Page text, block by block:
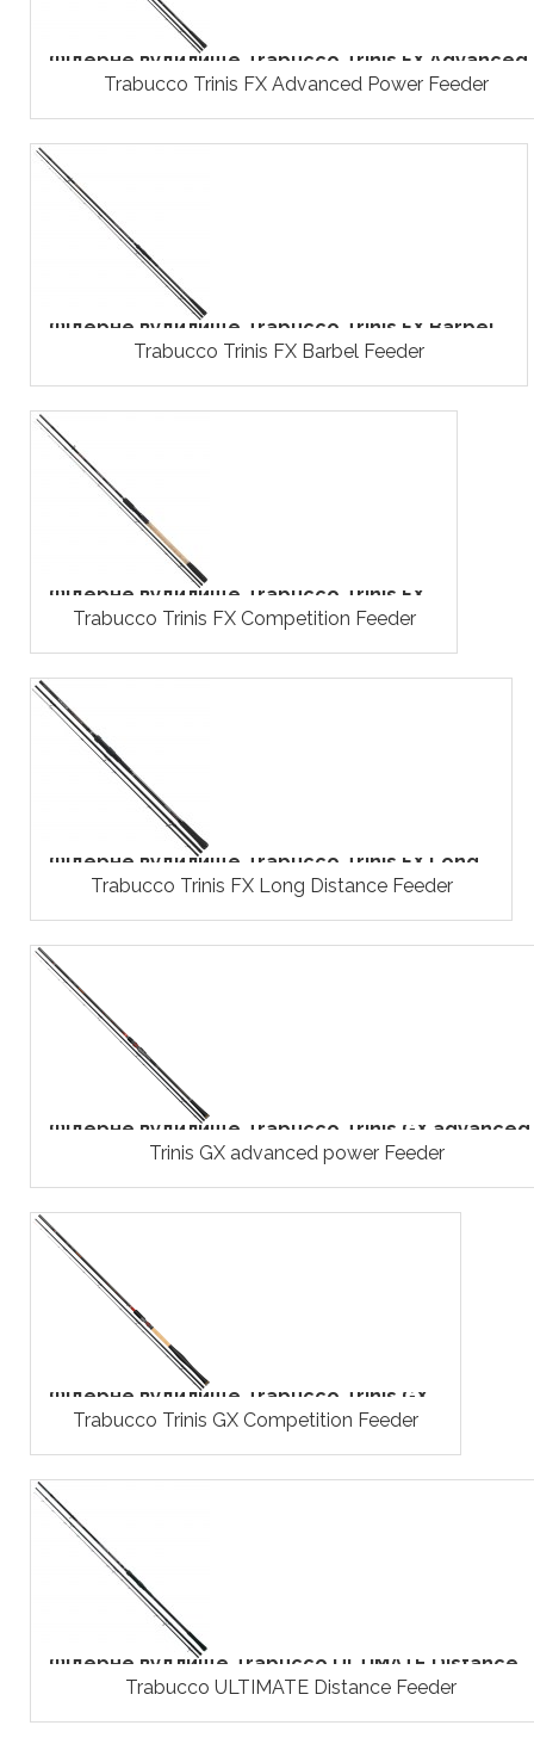
Фідерне вудилище Trabucco Trinis FX
Trabucco Trinis FX Advanced Power Feeder
Фідерне вудилище Trabucco Trinis FX Barbel...
Trabucco Trinis FX Barbel Feeder
Фідерне вудилище Trabucco Trinis FX...
Trabucco Trinis FX Competition Feeder
Фідерне вудилище Trabucco Trinis FX Long...
Trabucco Trinis FX Long Distance Feeder
Фідерне вудилище Trabucco Trinis GX
Trinis GX advanced power Feeder
Фідерне вудилище Trabucco Trinis GX...
Trabucco Trinis GX Competition Feeder
Фідерне вудлище Trabucco ULTIMATE Distance...
Trabucco ULTIMATE Distance Feeder